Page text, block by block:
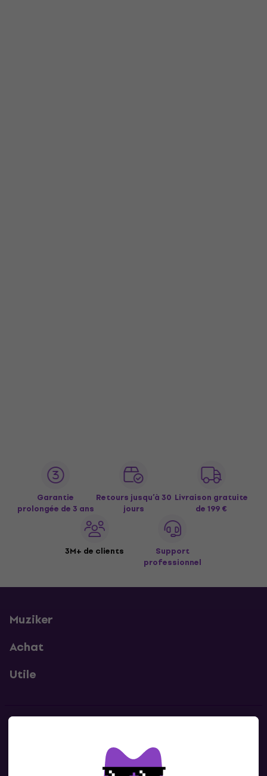
Garantie
prolongée de 3 ans
Retours jusqu’à 30
jours
Livraison gratuite
de 199 €
3M+ de clients
Support
professionnel
Muziker
Achat
Utile
Contacte nous